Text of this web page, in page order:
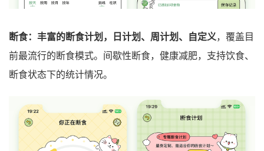
断食：丰富的断食计划，日计划、周计划、自定义，覆盖目
前最流行的断食模式。间歇性断食，健康减肥，支持饮食、
断食状态下的统计情况。